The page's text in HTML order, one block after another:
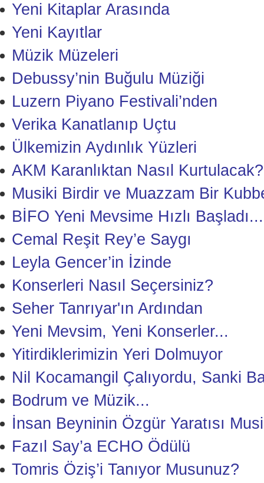
Yeni Kitaplar Arasında
Yeni Kayıtlar
Müzik Müzeleri
Debussy’nin Buğulu Müziği
Luzern Piyano Festivali’nden
Verika Kanatlanıp Uçtu
Ülkemizin Aydınlık Yüzleri
AKM Karanlıktan Nasıl Kurtulacak?
Musiki Birdir ve Muazzam Bir
BİFO Yeni Mevsime Hızlı Başladı...
Cemal Reşit Rey’e Saygı
Leyla Gencer’in İzinde
Konserleri Nasıl Seçersiniz?
Seher Tanrıyar'ın Ardından
Yeni Mevsim, Yeni Konserler...
Yitirdiklerimizin Yeri Dolmuyor
Nil Kocamangil Çalıyordu, Sanki
Bodrum ve Müzik...
İnsan Beyninin Özgür Yaratısı
Fazıl Say’a ECHO Ödülü
Tomris Öziş’i Tanıyor Musunuz?